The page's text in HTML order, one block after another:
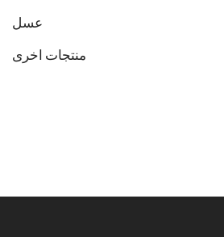
عسل
منتجات اخرى